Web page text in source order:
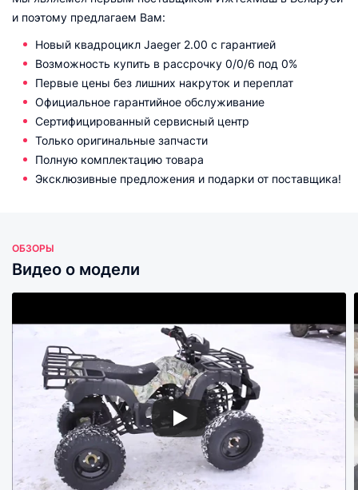
и поэтому предлагаем Вам:
Новый квадроцикл Jaeger 2.00 с гарантией
Возможность купить в рассрочку 0/0/6 под 0%
Первые цены без лишних накруток и переплат
Официальное гарантийное обслуживание
Сертифицированный сервисный центр
Только оригинальные запчасти
Полную комплектацию товара
Эксклюзивные предложения и подарки от поставщика!
ОБЗОРЫ
Видео о модели